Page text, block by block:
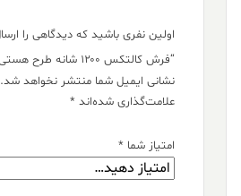
اولین نفری باشید که دیدگاهی را
“فرش کالتکس ۱۲۰۰ شانه طرح هستی قهوه‌ای”
نشانی ایمیل شما منتشر نخواهد شد.
علامت‌گذاری شده‌اند *
امتیاز شما *